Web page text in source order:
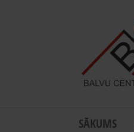
SĀKUMS